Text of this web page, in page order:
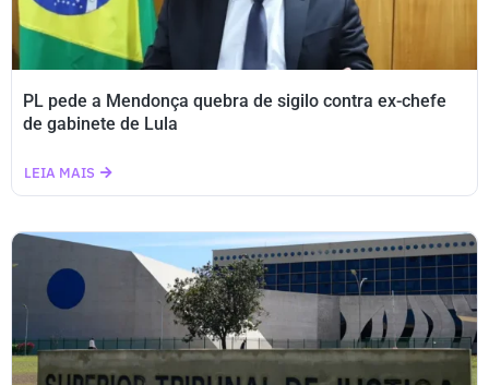
PL pede a Mendonça quebra de sigilo contra ex-chefe
de gabinete de Lula
LEIA MAIS